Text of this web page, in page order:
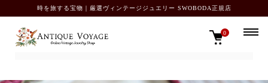
時を旅する宝物｜厳選ヴィンテージジュエリー SWOBODA正規店
0
TOP ブローチ・ピン